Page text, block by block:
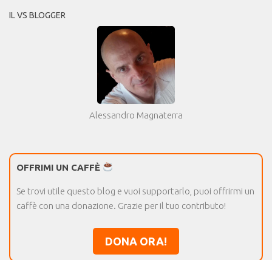
IL VS BLOGGER
Alessandro Magnaterra
OFFRIMI UN CAFFÈ
Se trovi utile questo blog e vuoi supportarlo, puoi offrirmi un
caffè con una donazione. Grazie per il tuo contributo!
DONA ORA!